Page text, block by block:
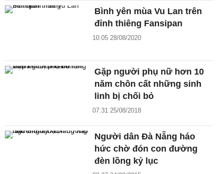
Bình yên mùa Vu Lan trên
đỉnh thiêng Fansipan
10:05 28/08/2020
Gặp người phụ nữ hơn 10
năm chôn cất những sinh
linh bị chối bỏ
07:31 25/08/2018
Người dân Đà Nẵng háo
hức chờ đón con đường
đèn lồng kỷ lục